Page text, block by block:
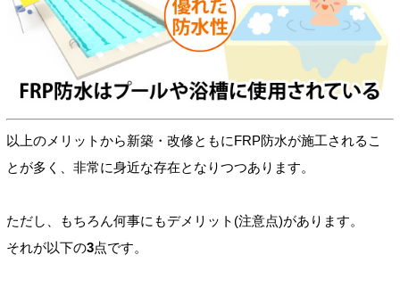
以上のメリットから新築・改修ともにFRP防水が施工されるこ
とが多く、非常に身近な存在となりつつあります。
ただし、もちろん何事にもデメリット(注意点)があります。
それが以下の3点です。